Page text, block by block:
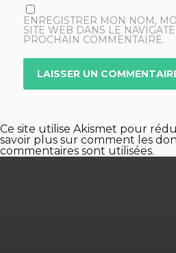
ENREGISTRER MON NOM,
SITE WEB DANS LE
PROCHAIN COMMENTAIRE.
Ce site utilise Akismet pour
savoir plus sur comment les
commentaires sont utilisées.